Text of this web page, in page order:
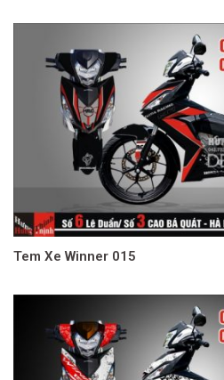
Tem Xe Winner 015